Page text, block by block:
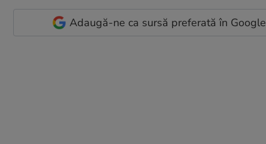
Adaugă-ne ca sursă preferată în Google